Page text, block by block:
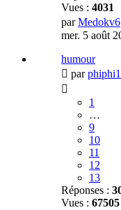
Vues : 4031
parMedokv6
mer. 5 août
humour
par
1
…
9
10
11
12
13
Réponses :
Vues : 67505